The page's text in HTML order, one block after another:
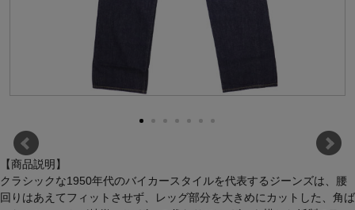
【商品説明】
クラシックな1950年代のバイカースタイルを代表するジーンズは、腰
回りはあえてフィットさせず、レッグ部分を大きめにカットした、角ば